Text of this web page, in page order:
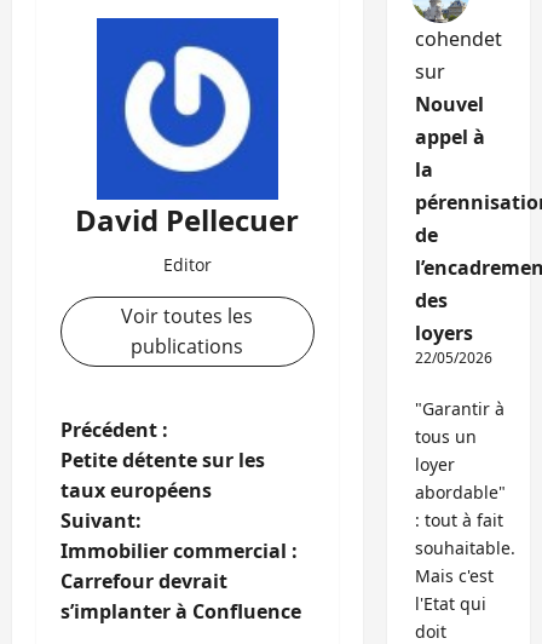
David Pellecuer
Editor
Voir toutes les
publications
N
a
v
i
Précédent :
Petite détente sur les
taux européens
Suivant:
Immobilier commercial :
Carrefour devrait
s’implanter à Confluence
cohendet
sur
Nouvel
appel à
la
de
des
loyers
22/05/2026
"Garantir à
tous un
loyer
abordable"
: tout à fait
souhaitable.
Mais c'est
l'Etat qui
doit